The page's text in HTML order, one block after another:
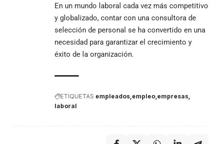
En un mundo laboral cada vez más competitivo
y globalizado, contar con una consultora de
selección de personal se ha convertido en una
necesidad para garantizar el crecimiento y
éxito de la organización.
ETIQUETAS empleados empleo empresas
laboral